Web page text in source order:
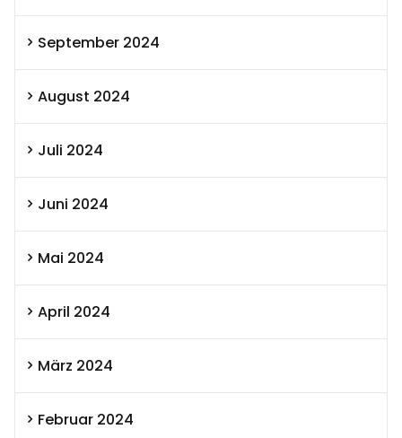
September 2024
August 2024
Juli 2024
Juni 2024
Mai 2024
April 2024
März 2024
Februar 2024